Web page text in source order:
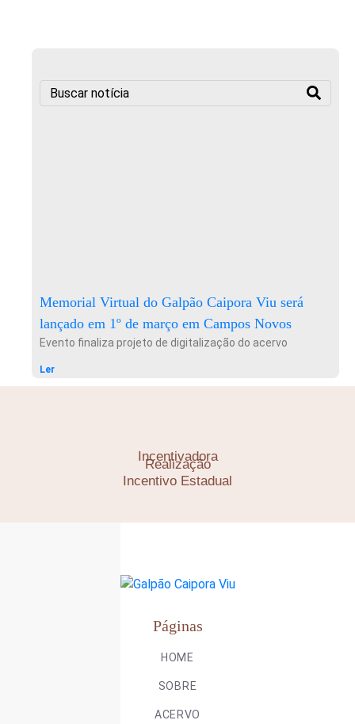
Memorial Virtual do Galpão Caipora Viu será
lançado em 1º de março em Campos Novos
Evento finaliza projeto de digitalização do acervo
Ler
Realização
Incentivadora
Incentivo Estadual
Páginas
HOME
SOBRE
ACERVO